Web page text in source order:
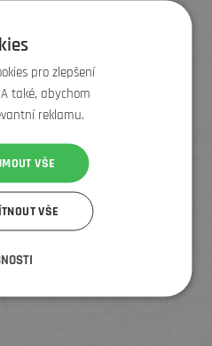
pro zlepšení
také, abychom
reklamu.
VŠE
VŠE